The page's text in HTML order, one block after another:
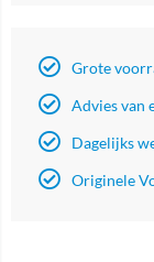
Grote
Advies van
Dagelijks
Originele